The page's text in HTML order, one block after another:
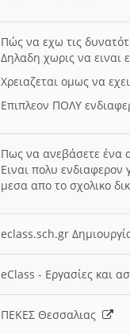
Πώς να εχω τις
Δηλαδη χωρις να ειναι
Χρειαζεται ομως να
Επιπλεον ΠΟΛΥ
Πως να ανεβάσετε ένα
Ειναι πολυ
μεσα απο το σχολικο
eclass.sch.gr
eClass - Εργασίες και
ΠΕΚΕΣ Θεσσαλιας